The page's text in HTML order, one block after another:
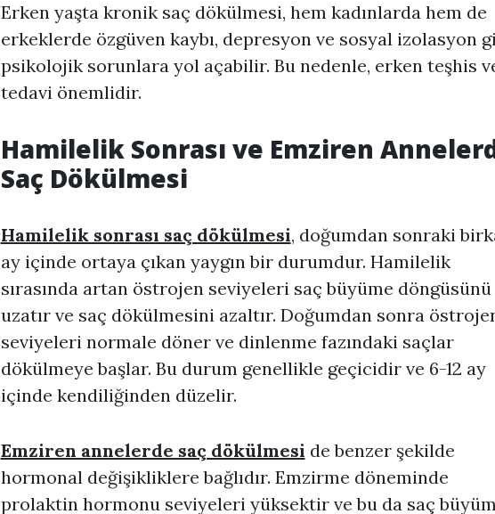
Erken yaşta kronik saç dökülmesi, hem kadınlarda hem de
erkeklerde özgüven kaybı, depresyon ve sosyal izolasyon
psikolojik sorunlara yol açabilir. Bu nedenle, erken teşhis
tedavi önemlidir.
Hamilelik Sonrası ve Emziren
Saç Dökülmesi
Hamilelik sonrası saç dökülmesi, doğumdan sonraki
ay içinde ortaya çıkan yaygın bir durumdur. Hamilelik
sırasında artan östrojen seviyeleri saç büyüme döngüsünü
uzatır ve saç dökülmesini azaltır. Doğumdan sonra
seviyeleri normale döner ve dinlenme fazındaki saçlar
dökülmeye başlar. Bu durum genellikle geçicidir ve 6-12 ay
içinde kendiliğinden düzelir.
Emziren annelerde saç dökülmesi de benzer şekilde
hormonal değişikliklere bağlıdır. Emzirme döneminde
prolaktin hormonu seviyeleri yüksektir ve bu da saç